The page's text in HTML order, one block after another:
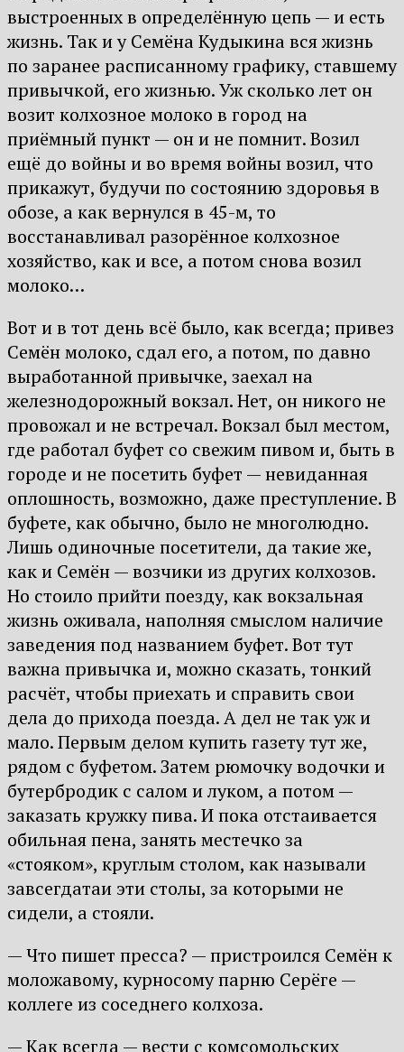
выстроенных в определённую цепь — и есть
жизнь. Так и у Семёна Кудыкина вся жизнь
по заранее расписанному графику, ставшему
привычкой, его жизнью. Уж сколько лет он
возит колхозное молоко в город на
приёмный пункт — он и не помнит. Возил
ещё до войны и во время войны возил, что
прикажут, будучи по состоянию здоровья в
обозе, а как вернулся в 45-м, то
восстанавливал разорённое колхозное
хозяйство, как и все, а потом снова возил
молоко…
Вот и в тот день всё было, как всегда; привез
Семён молоко, сдал его, а потом, по давно
выработанной привычке, заехал на
железнодорожный вокзал. Нет, он никого не
провожал и не встречал. Вокзал был местом,
где работал буфет со свежим пивом и, быть в
городе и не посетить буфет — невиданная
оплошность, возможно, даже преступление. В
буфете, как обычно, было не многолюдно.
Лишь одиночные посетители, да такие же,
как и Семён — возчики из других колхозов.
Но стоило прийти поезду, как вокзальная
жизнь оживала, наполняя смыслом наличие
заведения под названием буфет. Вот тут
важна привычка и, можно сказать, тонкий
расчёт, чтобы приехать и справить свои
дела до прихода поезда. А дел не так уж и
мало. Первым делом купить газету тут же,
рядом с буфетом. Затем рюмочку водочки и
бутербродик с салом и луком, а потом —
заказать кружку пива. И пока отстаивается
обильная пена, занять местечко за
«стояком», круглым столом, как называли
завсегдатаи эти столы, за которыми не
сидели, а стояли.
— Что пишет пресса? — пристроился Семён к
моложавому, курносому парню Серёге —
коллеге из соседнего колхоза.
— Как всегда — вести с комсомольских